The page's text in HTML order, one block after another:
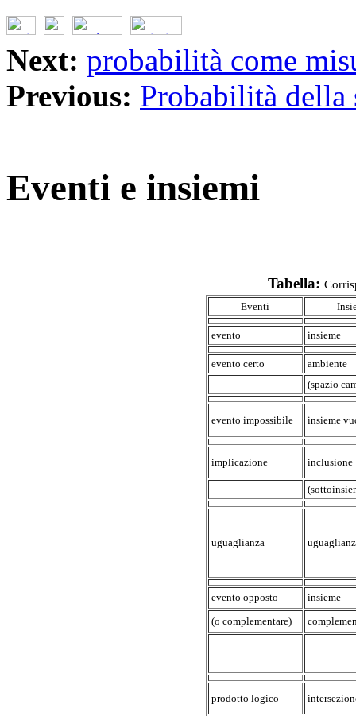
Next: probabilità come
Previous: Probabilità della
Eventi e insiemi
Tabella:
Eventi
evento insieme
evento certo
ambiente
(spazio
evento impossibile insieme
implicazione inclusione
uguaglianza
evento opposto
insieme
(o complementare)
prodotto logico